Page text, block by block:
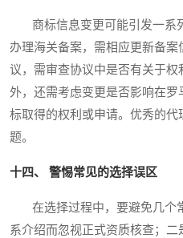
商标信息变更可能引发一系
办理海关备案，需相应更新备
议，需审查协议中是否有关于
外，还需考虑变更是否影响在
标取得的权利或申请。优秀的代
题。
十四、 警惕常见的选择误区
在选择过程中，要避免几个
系介绍而忽视正式资质核查；